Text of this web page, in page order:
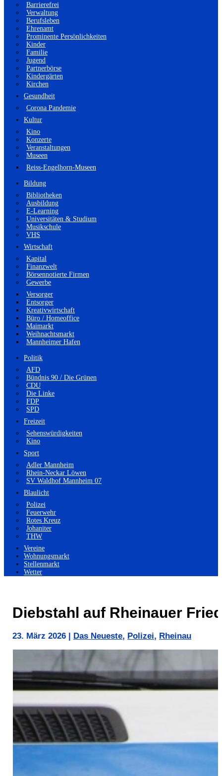
Barrierefrei
Verwaltung
Berufsleben
Ehrenamt
Prominente Persönlichkeiten
Kinder
Familie
Jugend
Partnerbörse
Kindergärten
Kirchen
Gesundheit
Corona Pandemie
Kultur
Kino
Konzerte
Veranstaltungen
Museen
Reiss-Engelhorn-Museen
Bildung
Bibliotheken
Ausbildung
E-Learning
Universitäten & Studium
Musikschule
VHS
Wirtschaft
Kapital
Finanzwelt
Börsennotierte Firmen
Gewerbe
Versorger
Entsorger
Kreativwirtschaft
Büro / Homeoffice
Maimarkt
Weihnachtsmarkt
Mannheimer Hafen
Politik
AFD
Bündnis 90 / Die Grünen
CDU
Die Linke
FDP
SPD
Freizeit
Sehenswürdigkeiten
Kino
Sport
Adler Mannheim
Rhein-Neckar Löwen
SV Waldhof Mannheim 07
Blaulicht
Polizei
Feuerwehr
Rotes Kreuz
Johaniter
THW
Vereine
Wohnungsmarkt
Stellenmarkt
Wetter
Diebstahl auf Rheinauer
23. März 2026 Das Neueste, Polizei, Rheinau